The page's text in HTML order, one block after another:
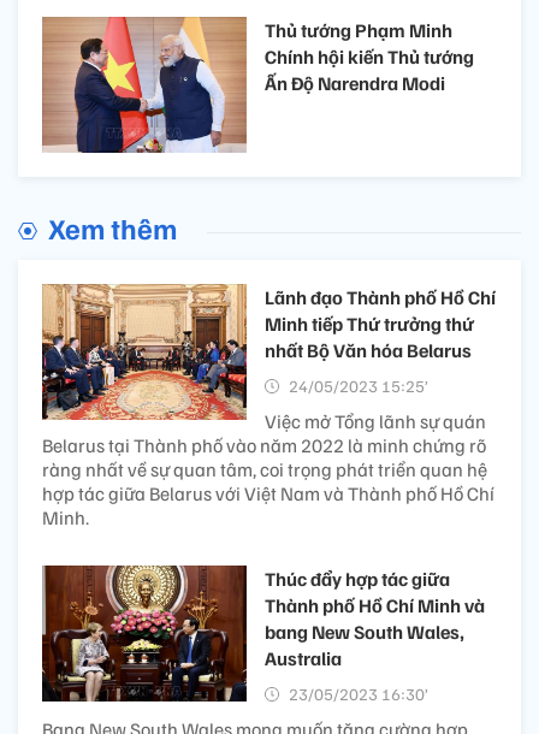
Thủ tướng Phạm Minh
Chính hội kiến Thủ tướng
Ấn Độ Narendra Modi
Xem thêm
Lãnh đạo Thành phố Hồ Chí
Minh tiếp Thứ trưởng thứ
nhất Bộ Văn hóa Belarus
24/05/2023 15:25’
Việc mở Tổng lãnh sự quán
Belarus tại Thành phố vào năm 2022 là minh chứng rõ
ràng nhất về sự quan tâm, coi trọng phát triển quan hệ
hợp tác giữa Belarus với Việt Nam và Thành phố Hồ Chí
Minh.
Thúc đẩy hợp tác giữa
Thành phố Hồ Chí Minh và
bang New South Wales,
Australia
23/05/2023 16:30’
Bang New South Wales mong muốn tăng cường hợp